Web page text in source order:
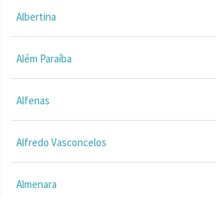
Albertina
Além Paraíba
Alfenas
Alfredo Vasconcelos
Almenara